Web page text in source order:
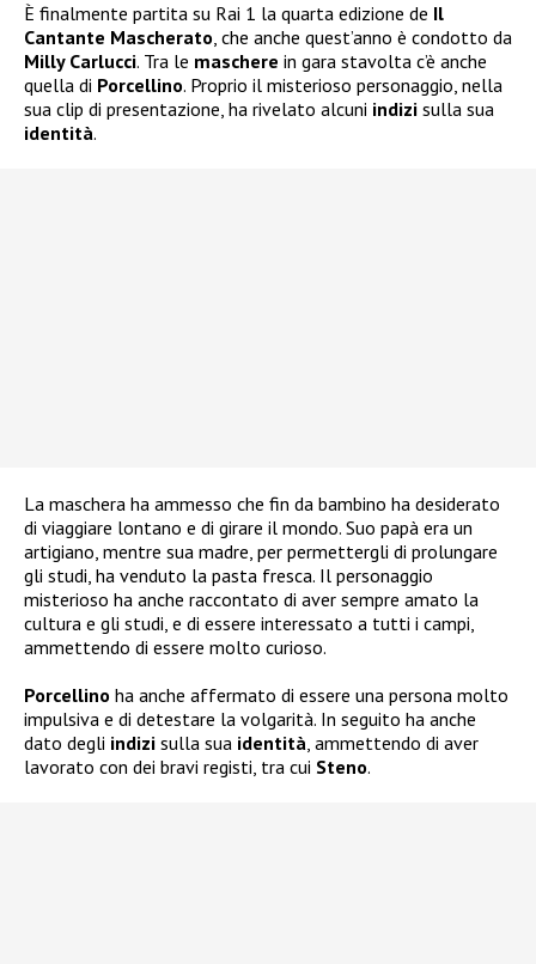
È finalmente partita su Rai 1 la quarta edizione de Il
Cantante Mascherato, che anche quest’anno è condotto da
Milly Carlucci. Tra le maschere in gara stavolta c’è anche
quella di Porcellino. Proprio il misterioso personaggio, nella
sua clip di presentazione, ha rivelato alcuni indizi sulla sua
identità.
La maschera ha ammesso che fin da bambino ha desiderato
di viaggiare lontano e di girare il mondo. Suo papà era un
artigiano, mentre sua madre, per permettergli di prolungare
gli studi, ha venduto la pasta fresca. Il personaggio
misterioso ha anche raccontato di aver sempre amato la
cultura e gli studi, e di essere interessato a tutti i campi,
ammettendo di essere molto curioso.
Porcellino ha anche affermato di essere una persona molto
impulsiva e di detestare la volgarità. In seguito ha anche
dato degli indizi sulla sua identità, ammettendo di aver
lavorato con dei bravi registi, tra cui Steno.